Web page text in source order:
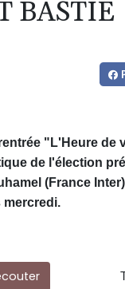
BASTIÉ
"L'Heure
de l'élection
(France
mercredi.